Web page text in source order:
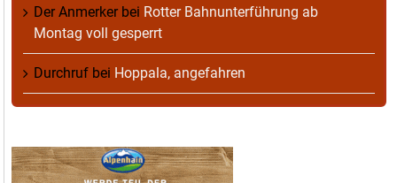
Der Anmerkerbei Rotter Bahnunterführung ab
Montag voll gesperrt
Durchruf bei Hoppala, angefahren